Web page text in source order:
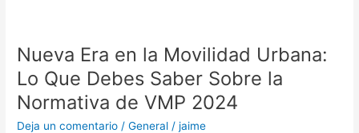
Nueva Era en la Movilidad Urbana:
Lo Que Debes Saber Sobre la
Normativa de VMP 2024
Deja un comentario /General /jaime
Nueva
Era
en
la
Movilidad